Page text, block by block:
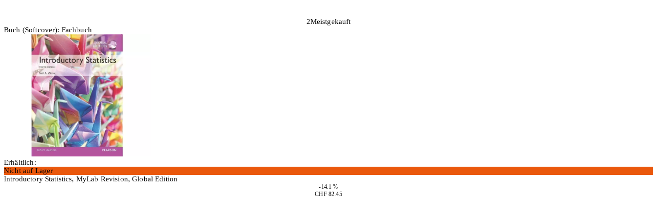
2Meistgekauft
Buch (Softcover): Fachbuch
Erhältlich:
Nicht auf Lager
Introductory Statistics, MyLab Revision, Global Edition
-14.1 %
CHF 82.45